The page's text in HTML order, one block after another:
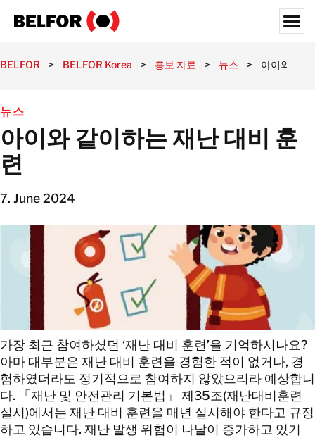
제공 서비스
서비스 영역
홍보 자료
정보
대한민국
한국어
연락처 정보
연락처 정보
BELFOR > BELFOR Korea > 홍보 자료 > 뉴스 > 아이와 같
뉴스
아이와 같이하는 재난 대비 훈
련
7. June 2024
가장 최근 참여하셨던 ‘재난 대비 훈련’을 기억하시나요?
아마 대부분은 재난 대비 훈련을 경험한 적이 없거나, 경
험하였더라도 정기적으로 참여하지 않았으리라 예상합니
다. 「재난 및 안전관리 기본법」 제35조(재난대비훈련
실시)에서는 재난 대비 훈련을 매년 실시해야 한다고 규정
하고 있습니다. 재난 발생 위험이 나날이 증가하고 있기